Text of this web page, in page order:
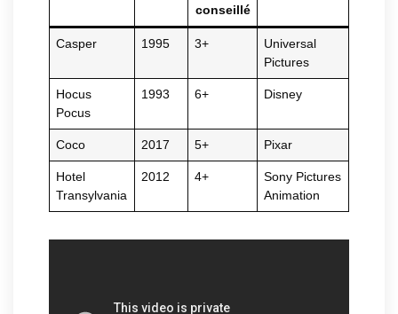
conseillé
Casper 1995 3+
Universal
Pictures
Hocus
Pocus
1993 6+ Disney
Coco 2017 5+ Pixar
Hotel
Transylvania
2012 4+
Sony Pictures
Animation